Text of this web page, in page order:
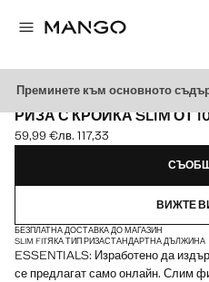
Преминете към основното
ESSENTIALS
РИЗА С КРОЙКА SLIM ОТ
Текуща цена [59,99 € лв. 117,33]
59,99 €лв. 117,33
Изберете цвят
ВИЖТЕ
БЕЗПЛАТНА ДОСТАВКА ДО МАГАЗИН
SLIM FITЯКА ТИП РИЗАСТАНДАРТНА ДЪЛЖИНА
ESSENTIALS: Изработено да
се предлагат само онлайн. Слим